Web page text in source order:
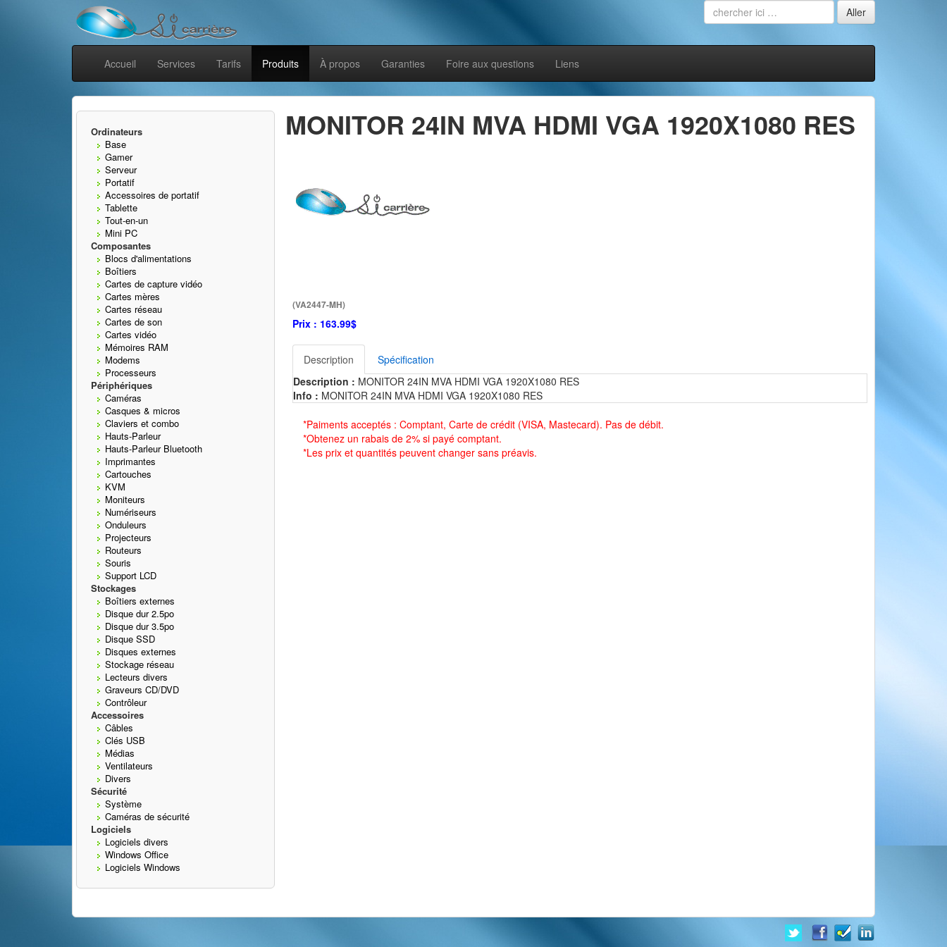
Accueil Services Tarifs Produits À propos Garanties Foire aux questions Liens
Ordinateurs
Base
Gamer
Serveur
Portatif
Accessoires de portatif
Tablette
Tout-en-un
Mini PC
Composantes
Blocs d'alimentations
Boîtiers
Cartes de capture vidéo
Cartes mères
Cartes réseau
Cartes de son
Cartes vidéo
Mémoires RAM
Modems
Processeurs
Périphériques
Caméras
Casques & micros
Claviers et combo
Hauts-Parleur
Hauts-Parleur Bluetooth
Imprimantes
Cartouches
KVM
Moniteurs
Numériseurs
Onduleurs
Projecteurs
Routeurs
Souris
Support LCD
Stockages
Boîtiers externes
Disque dur 2.5po
Disque dur 3.5po
Disque SSD
Disques externes
Stockage réseau
Lecteurs divers
Graveurs CD/DVD
Contrôleur
Accessoires
Câbles
Clés USB
Médias
Ventilateurs
Divers
Sécurité
Système
Caméras de sécurité
Logiciels
Logiciels divers
Windows Office
Logiciels Windows
MONITOR 24IN MVA HDMI VGA 1920X1080 RES
(VA2447-MH)
Prix : 163.99$
Description
Spécification
Description : MONITOR 24IN MVA HDMI VGA 1920X1080 RES
Info : MONITOR 24IN MVA HDMI VGA 1920X1080 RES
*Paiments acceptés : Comptant, Carte de crédit (VISA, Mastecard). Pas de débit.
*Obtenez un rabais de 2% si payé comptant.
*Les prix et quantités peuvent changer sans préavis.